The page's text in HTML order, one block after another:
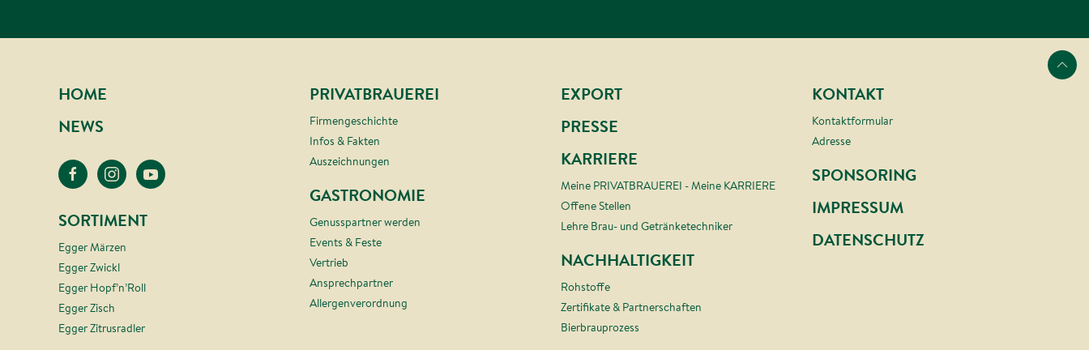
Nach
HOME
NEWS
SORTIMENT
Egger Märzen
Egger Zwickl
Egger Hopf’n’Roll
Egger Zisch
Egger Zitrusradler
PRIVATBRAUEREI
Firmengeschichte
Infos & Fakten
Auszeichnungen
GASTRONOMIE
Genusspartner werden
Events & Feste
Vertrieb
Ansprechpartner
Allergenverordnung
EXPORT
PRESSE
KARRIERE
Meine PRIVATBRAUEREI - Meine KARRIERE
Offene Stellen
Lehre Brau- und Getränketechniker
NACHHALTIGKEIT
Rohstoffe
Zertifikate & Partnerschaften
Bierbrauprozess
KONTAKT
Kontaktformular
Adresse
SPONSORING
IMPRESSUM
DATENSCHUTZ